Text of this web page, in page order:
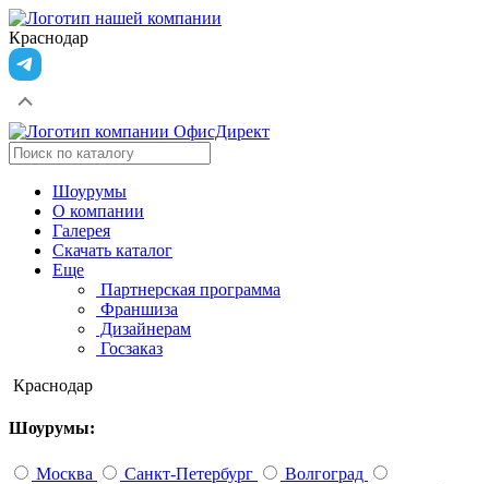
Краснодар
Шоурумы
О компании
Галерея
Скачать каталог
Еще
Партнерская программа
Франшиза
Дизайнерам
Госзаказ
Краснодар
Шоурумы:
Москва Санкт-Петербург
Волгоград